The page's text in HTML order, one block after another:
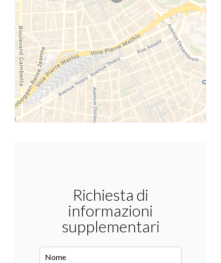
Richiesta di
informazioni
supplementari